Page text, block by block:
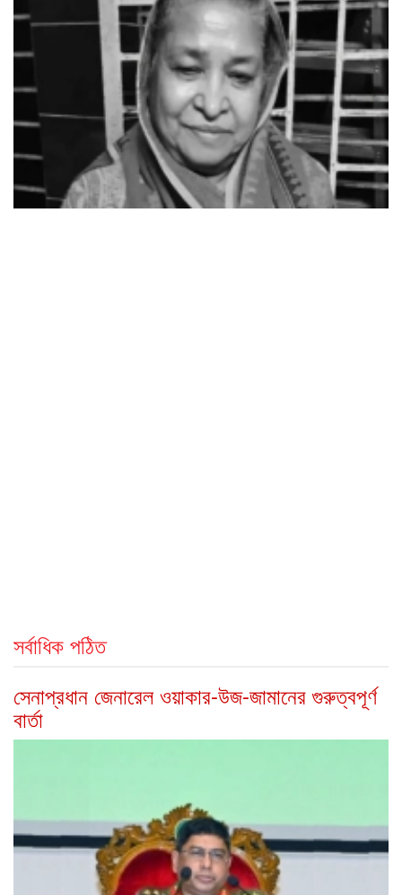
সর্বাধিক পঠিত
সেনাপ্রধান জেনারেল ওয়াকার-উজ-জামানের গুরুত্বপূর্ণ
বার্তা